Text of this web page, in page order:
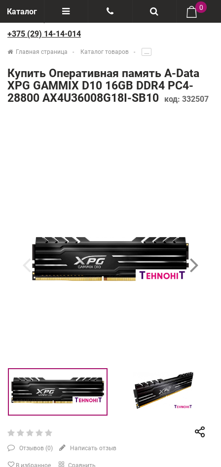
Каталог
Отзывы
Производители
Возврат товаров
+375(29) 888-44-44
0
+375 (29) 14-14-014
Главная страница Каталог товаров .....
Купить Оперативная память A-Data
XPG GAMMIX D10 16GB DDR4 PC4-
28800 AX4U36008G18I-SB10
код: 332507
Отзывов (0) Написать отзыв
В избранное Сравнить